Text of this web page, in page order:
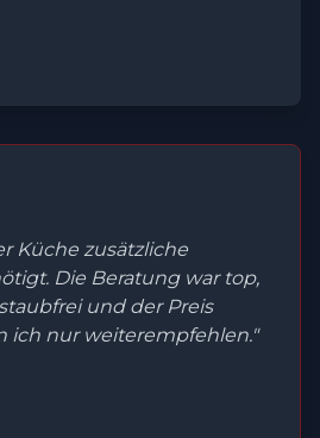
Küche zusätzliche
Die Beratung war top,
und der Preis
ich nur weiterempfehlen."